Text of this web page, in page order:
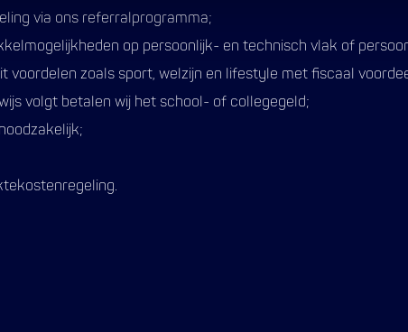
via ons referralprogramma;
op persoonlijk- en technisch vlak of
voordelen zoals sport, welzijn en lifestyle met fiscaal
volgt betalen wij het school- of collegegeld;